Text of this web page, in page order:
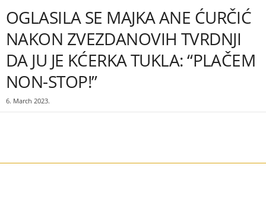
OGLASILA SE MAJKA ANE ĆURČIĆ
NAKON ZVEZDANOVIH TVRDNJI
DA JU JE KĆERKA TUKLA: “PLAČEM
NON-STOP!”
6. March 2023.